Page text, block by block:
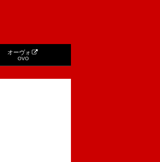
オーヴォ
OVO